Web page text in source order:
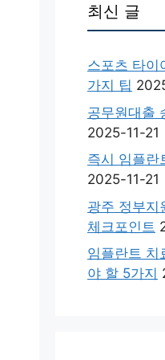
최신 글
스포츠 타이
가지 팁
공무원대출
2025-11-21
즉시 임플란
2025-11-21
광주 정부지
체크포인트
임플란트 치
야 할 5가지